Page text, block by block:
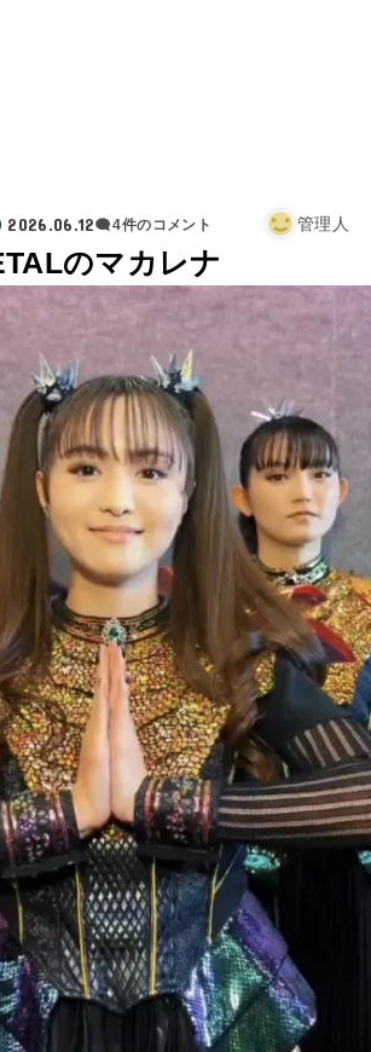
2026.06.12 4件のコメント 管理人
のマカレナ